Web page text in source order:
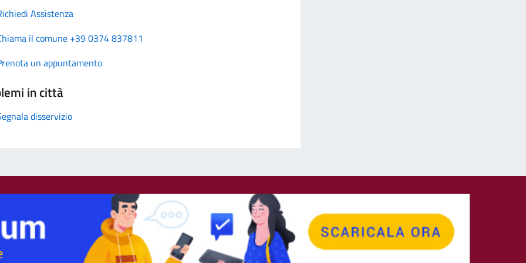
Assistenza
il comune +39 0374 837811
un appuntamento
in città
disservizio